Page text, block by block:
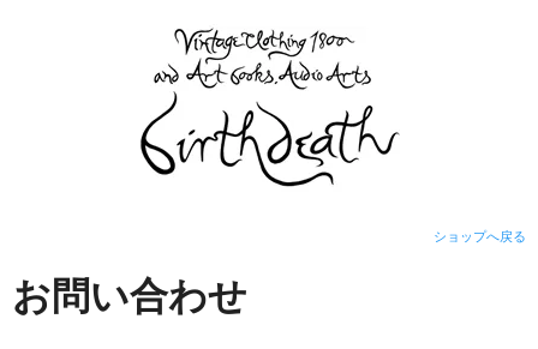
ショップへ戻る
お問い合わせ